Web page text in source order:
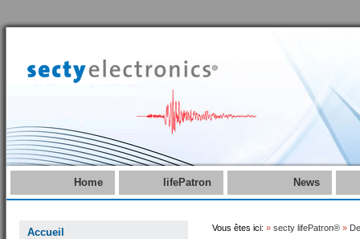
Home lifePatron News
Accueil Vous êtes ici: » secty lifePatron® »